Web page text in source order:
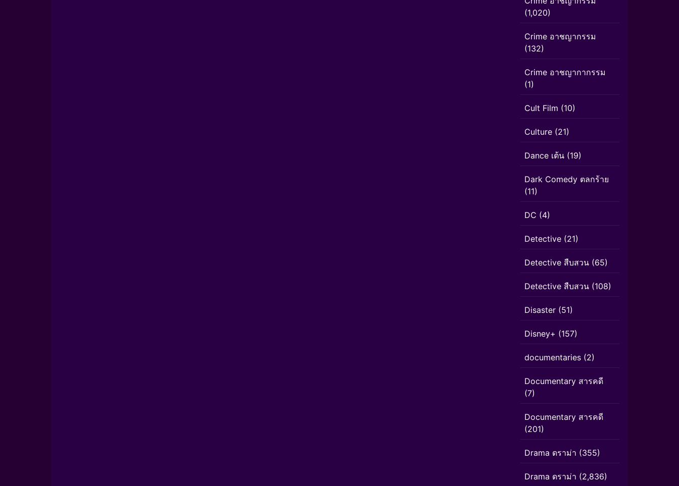
(1,020)
Crime อาชญากรรม
(132)
Crime อาชญากากรรม
(1)
Cult Film (10)
Culture (21)
Dance เต้น (19)
Dark Comedy ตลกร้าย
(11)
DC (4)
Detective (21)
Detective สืบสวน (65)
Detective สืบสวน (108)
Disaster (51)
Disney+ (157)
documentaries (2)
Documentary สารคดี
(7)
Documentary สารคดี
(201)
Drama ดราม่า (355)
Drama ดราม่า (2,836)